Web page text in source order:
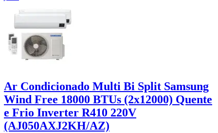
Ar Condicionado Multi Bi Split Samsung
Wind Free 18000 BTUs (2x12000) Quente
e Frio Inverter R410 220V
(AJ050AXJ2KH/AZ)